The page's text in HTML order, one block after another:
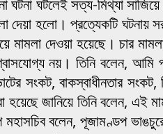
ঘটলেই সত্য-মিথ্যা সাজিয়ে
দেয়া হলো। প্রত্যেকটি ঘটনায়
মামলা দেওয়া হয়েছে।
নয়। তিনি বলেন, আমি
সংকট, বাকস্বাধীনতার
জানিয়ে তিনি বলেন, এই
মহাসচিব বলেন, পূজামণ্ডপ